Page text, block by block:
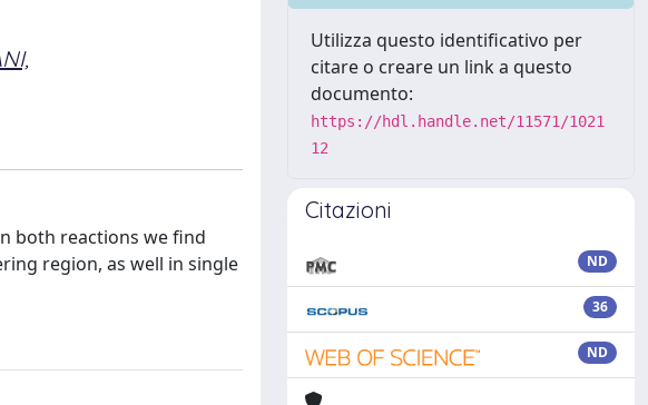
both reactions we find
region, as well in single
Utilizza questo identificativo per
citare o creare un link a questo
documento:
https://hdl.handle.net/11571/1021
12
Citazioni
ND
36
ND